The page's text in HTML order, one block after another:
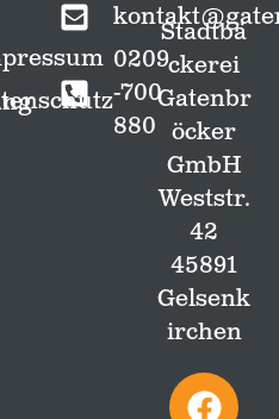
Stadtbä
ckerei
Gatenbr
öcker
GmbH
Weststr.
42
45891
Gelsenk
irchen
0209
-700
880